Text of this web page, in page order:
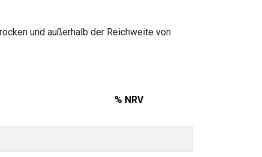
und außerhalb der Reichweite von
% NRV